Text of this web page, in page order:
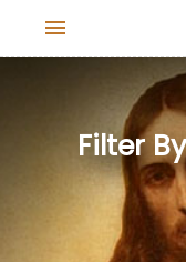
menu
Filter